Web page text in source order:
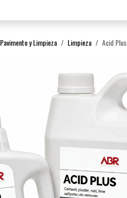
Pavimento y Limpieza Limpieza Acid Plus